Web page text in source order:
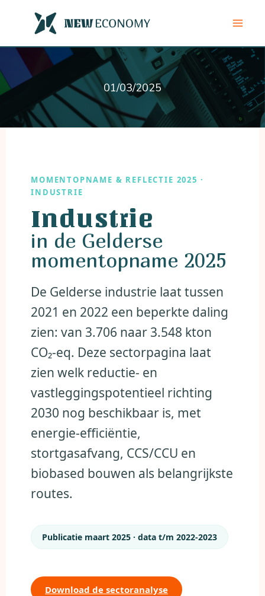
de
inhoud
01/03/2025
MOMENTOPNAME & REFLECTIE 2025 ·
INDUSTRIE
Industrie
in de Gelderse
momentopname 2025
De Gelderse industrie laat tussen
2021 en 2022 een beperkte daling
zien: van 3.706 naar 3.548 kton
CO₂-eq. Deze sectorpagina laat
zien welk reductie- en
vastleggingspotentieel richting
2030 nog beschikbaar is, met
energie-efficiëntie,
stortgasafvang, CCS/CCU en
biobased bouwen als belangrijkste
routes.
Publicatie maart 2025 · data t/m 2022-2023
Download de sectoranalyse